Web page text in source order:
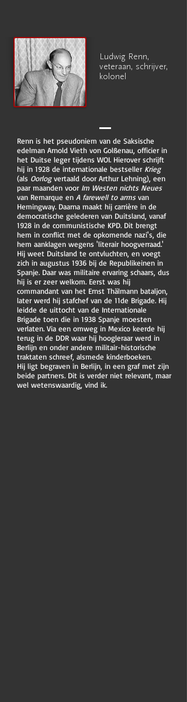
Ludwig Renn,
veteraan, schrijver,
kolonel
Renn is het pseudoniem van de Saksische
edelman Arnold Vieth von Golßenau, officier in
het Duitse leger tijdens WOI. Hierover schrijft
hij in 1928 de internationale bestseller Krieg
(als Oorlogvertaald door Arthur Lehning), een
paar maanden voor Im Westen nichts Neues
van Remarque en A farewell to armsvan
Hemingway. Daarna maakt hij carrière in de
democratische gelederen van Duitsland, vanaf
1928 in de communistische KPD. Dit brengt
hem in conflict met de opkomende nazi's, die
hem aanklagen wegens 'literair hoogverraad.'
Hij weet Duitsland te ontvluchten, en voegt
zich in augustus 1936 bij de Republikeinen in
Spanje. Daar was militaire ervaring schaars, dus
hij is er zeer welkom. Eerst was hij
commandant van het Ernst Thälmann bataljon,
later werd hij stafchef van de 11de Brigade. Hij
leidde de uittocht van de Internationale
Brigade toen die in 1938 Spanje moesten
verlaten. Via een omweg in Mexico keerde hij
terug in de DDR waar hij hoogleraar werd in
Berlijn en onder andere militair-historische
traktaten schreef, alsmede kinderboeken.
Hij ligt begraven in Berlijn, in een graf met zijn
beide partners. Dit is verder niet relevant, maar
wel wetenswaardig, vind ik.